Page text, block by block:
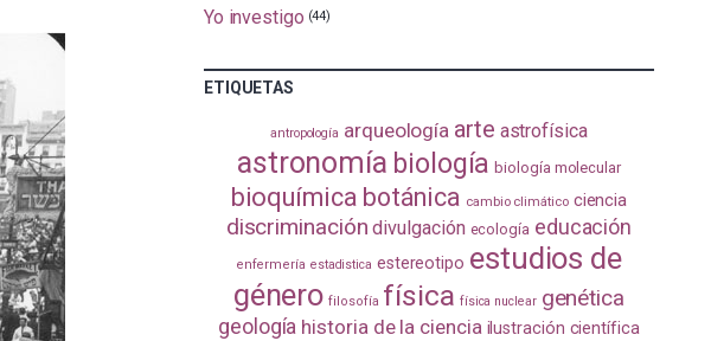
Yo investigo (44)
ETIQUETAS
antropología arqueología arte astrofísica
astronomía biología biología molecular
bioquímica botánica cambio climático ciencia
discriminación divulgación ecología educación
enfermería estadistica estereotipo estudios de
género filosofía física física nuclear genética
geología historia de la ciencia ilustración científica